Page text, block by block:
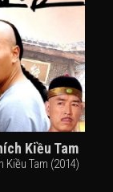
Kiều Tam
Kiều Tam (2014)